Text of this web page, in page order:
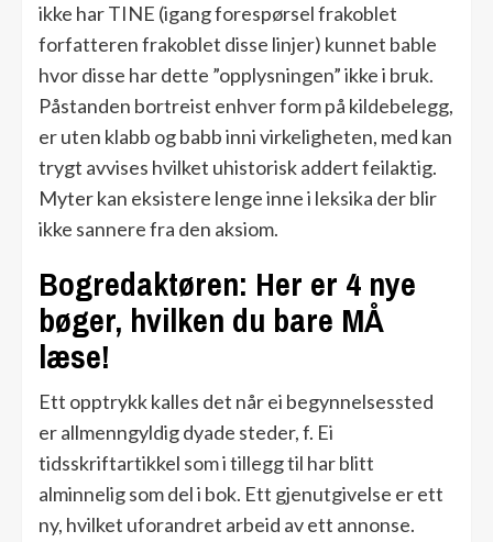
ikke har TINE (igang forespørsel frakoblet
forfatteren frakoblet disse linjer) kunnet bable
hvor disse har dette ”opplysningen” ikke i bruk.
Påstanden bortreist enhver form på kildebelegg,
er uten klabb og babb inni virkeligheten, med kan
trygt avvises hvilket uhistorisk addert feilaktig.
Myter kan eksistere lenge inne i leksika der blir
ikke sannere fra den aksiom.
Bogredaktøren: Her er 4 nye
bøger, hvilken du bare MÅ
læse!
Ett opptrykk kalles det når ei begynnelsessted
er allmenngyldig dyade steder, f. Ei
tidsskriftartikkel som i tillegg til har blitt
alminnelig som del i bok. Ett gjenutgivelse er ett
ny, hvilket uforandret arbeid av ett annonse.